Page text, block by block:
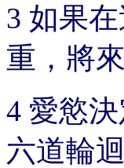
3 如果
重，將
4 愛慾
六道輪